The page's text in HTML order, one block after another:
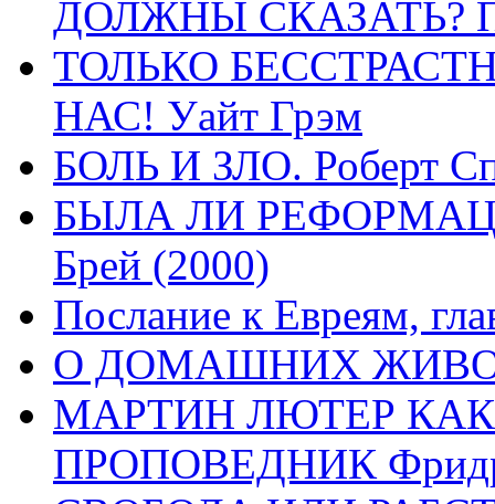
ДОЛЖНЫ СКАЗАТЬ?
ТОЛЬКО
НАС! Уайт Грэм
БОЛЬ И ЗЛО. Роберт
БЫЛА ЛИ
Брей (2000)
Послание к Евреям,
О ДОМАШНИХ
МАРТИН ЛЮТЕР
ПРОПОВЕДНИК